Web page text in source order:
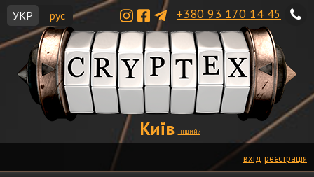
+380 93 170 14 45
Київ інший?
вхід реєстрація
УКР рус